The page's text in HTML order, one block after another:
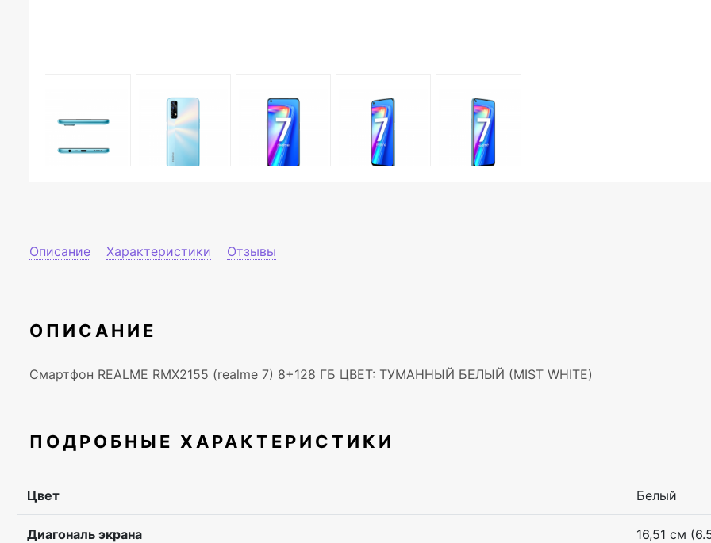
Описание Характеристики Отзывы
ОПИСАНИЕ
Смартфон REALME RMX2155 (realme 7) 8+128 ГБ ЦВЕТ: ТУМАННЫЙ БЕЛЫЙ (MIST WHITE)
ПОДРОБНЫЕ ХАРАКТЕРИСТИКИ
Цвет Белый
Диагональ экрана 16,51 см